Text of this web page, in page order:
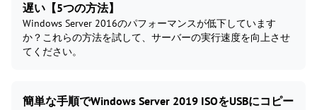
遅い【5つの方法】
Windows Server 2016のパフォーマンスが低下しています
か？これらの方法を試して、サーバーの実行速度を向上させ
てください。
簡単な手順でWindows Server 2019 ISOをUSBにコピー